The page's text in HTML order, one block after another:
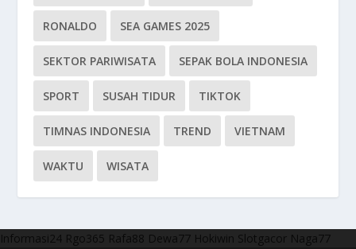
RONALDO SEA GAMES 2025
SEKTOR PARIWISATA SEPAK BOLA INDONESIA
SPORT SUSAH TIDUR TIKTOK
TIMNAS INDONESIA TREND VIETNAM
WAKTU WISATA
Informasi24 Rgo365 Rafa88 Dewa77 Hokiwin Slotgacor Naga77